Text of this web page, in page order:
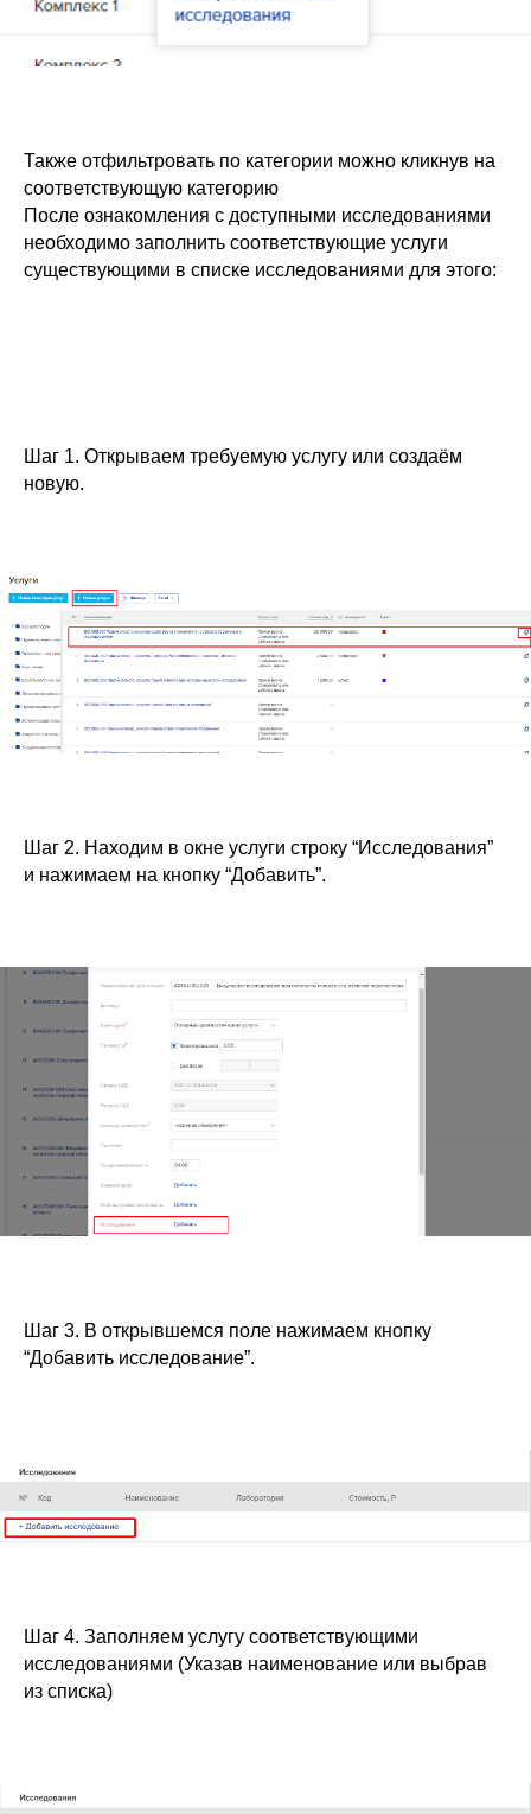
Также отфильтровать по категории можно кликнув на
соответствующую категорию
После ознакомления с доступными исследованиями
необходимо заполнить соответствующие услуги
существующими в списке исследованиями для этого:
Шаг 1. Открываем требуемую услугу или создаём
новую.
Шаг 2. Находим в окне услуги строку “Исследования”
и нажимаем на кнопку “Добавить”.
Шаг 3. В открывшемся поле нажимаем кнопку
“Добавить исследование”.
Шаг 4. Заполняем услугу соответствующими
исследованиями (Указав наименование или выбрав
из списка)